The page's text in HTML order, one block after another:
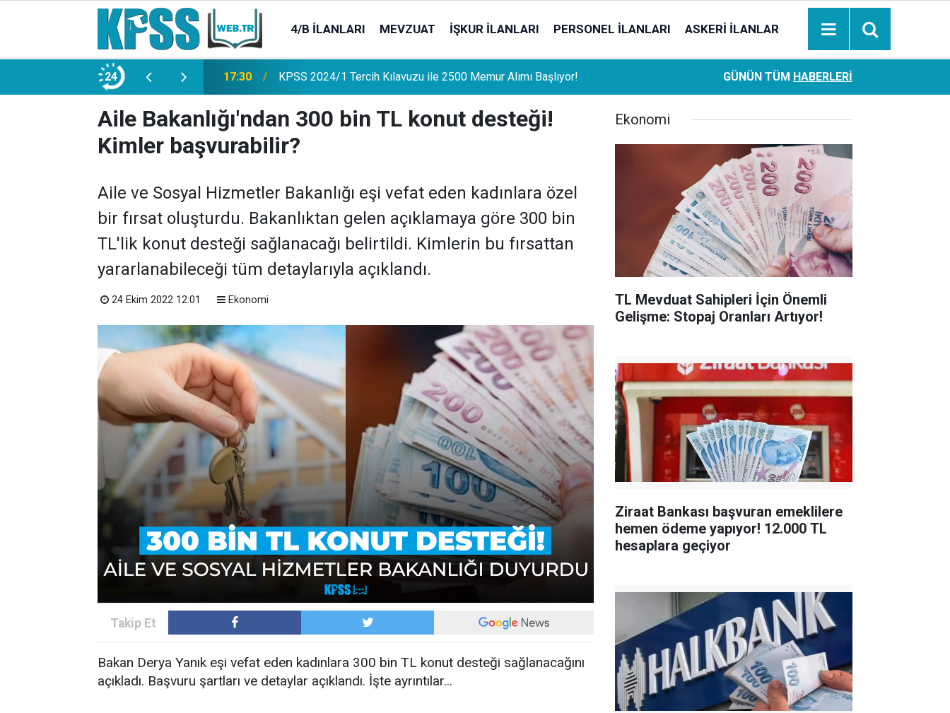
4/B İLANLARI MEVZUAT İŞKUR İLANLARI PERSONEL İLANLARI ASKERI İLANLAR
24
Memur Alımı Başlıyor! 21:20 TL Mevduat Sahipleri İçin Önemli Gelişme: Stopaj Oranları Artıyor!
Ziraat Bankası başvuran emeklilere hemen ödeme
hesaplara geçiyor
GÜNÜN TÜM HABERLERI
Aile Bakanlığı'ndan 300 bin TL konut desteği!
Kimler başvurabilir?
Aile ve Sosyal Hizmetler Bakanlığı eşi vefat eden kadınlara özel
bir fırsat oluşturdu. Bakanlıktan gelen açıklamaya göre 300 bin
TL'lik konut desteği sağlanacağı belirtildi. Kimlerin bu fırsattan
yararlanabileceği tüm detaylarıyla açıklandı.
24 Ekim 2022 12:01 Ekonomi
Bakan Derya Yanık eşi vefat eden kadınlara 300 bin TL konut desteği sağlanacağını
açıkladı. Başvuru şartları ve detaylar açıklandı. İşte ayrıntılar...
Ekonomi
TL Mevduat Sahipleri İçin Önemli
Gelişme: Stopaj Oranları Artıyor!
Ziraat Bankası başvuran emeklilere
hemen ödeme yapıyor! 12.000 TL
hesaplara geçiyor